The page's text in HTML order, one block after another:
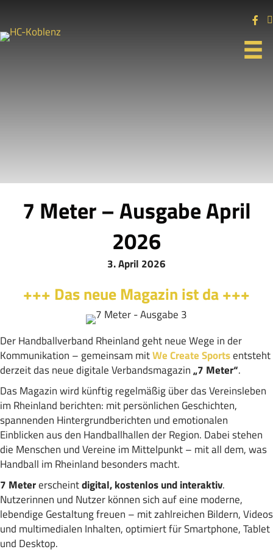
7 Meter – Ausgabe April
2026
3. April 2026
+++ Das neue Magazin ist da +++
Der Handballverband Rheinland geht neue Wege in der
Kommunikation – gemeinsam mitWe Create Sportsentsteht
derzeit das neue digitale Verbandsmagazin„7 Meter“.
Das Magazin wird künftig regelmäßig über das Vereinsleben
im Rheinland berichten: mit persönlichen Geschichten,
spannenden Hintergrundberichten und emotionalen
Einblicken aus den Handballhallen der Region. Dabei stehen
die Menschen und Vereine im Mittelpunkt – mit all dem, was
Handball im Rheinland besonders macht.
7 Metererscheintdigital, kostenlos und interaktiv.
Nutzerinnen und Nutzer können sich auf eine moderne,
lebendige Gestaltung freuen – mit zahlreichen Bildern, Videos
und multimedialen Inhalten, optimiert für Smartphone, Tablet
und Desktop.